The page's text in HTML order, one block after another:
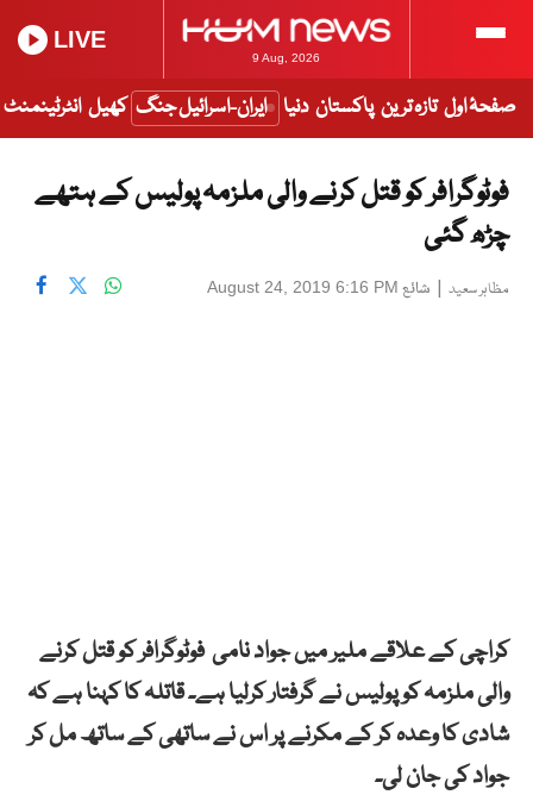
9 Aug, 2026
LIVE
صفحۂ اول تازہ ترین پاکستان دنیا ایران-اسرائیل جنگ کھیل انٹرٹینمنٹ
فوٹوگرافر کو قتل کرنے والی ملزمہ پولیس کے ہتھے
چڑھ گئی
مظاہر سعید | شائع August 24, 2019 6:16 PM
کراچی کے علاقے ملیر میں جواد نامی فوٹوگرافر کو قتل کرنے
والی ملزمہ کو پولیس نے گرفتار کرلیا ہے۔ قاتلہ کا کہنا ہے کہ
شادی کا وعدہ کر کے مکرنے پر اس نے ساتھی کے ساتھ مل کر
جواد کی جان لی۔